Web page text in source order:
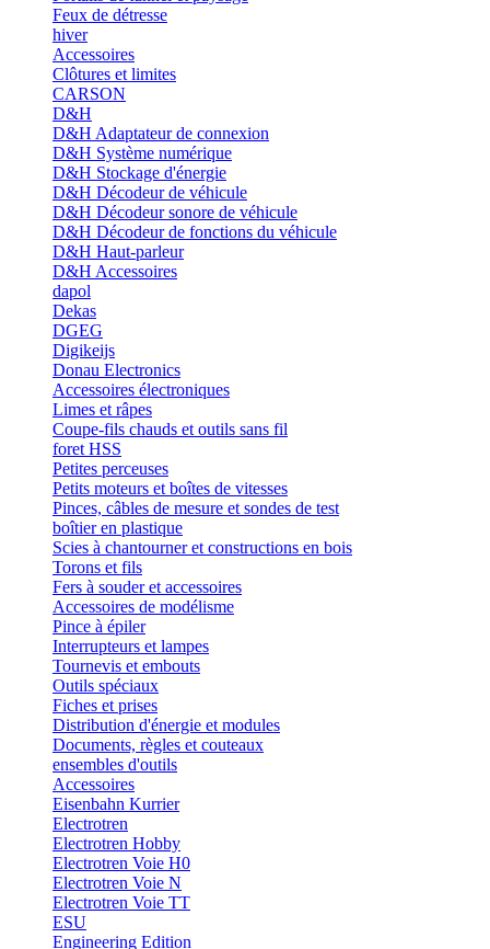
Feux de détresse
hiver
Accessoires
Clôtures et limites
CARSON
D&H
D&H Adaptateur de connexion
D&H Système numérique
D&H Stockage d'énergie
D&H Décodeur de véhicule
D&H Décodeur sonore de véhicule
D&H Décodeur de fonctions du véhicule
D&H Haut-parleur
D&H Accessoires
dapol
Dekas
DGEG
Digikeijs
Donau Electronics
Accessoires électroniques
Limes et râpes
Coupe-fils chauds et outils sans fil
foret HSS
Petites perceuses
Petits moteurs et boîtes de vitesses
Pinces, câbles de mesure et sondes de test
boîtier en plastique
Scies à chantourner et constructions en bois
Torons et fils
Fers à souder et accessoires
Accessoires de modélisme
Pince à épiler
Interrupteurs et lampes
Tournevis et embouts
Outils spéciaux
Fiches et prises
Distribution d'énergie et modules
Documents, règles et couteaux
ensembles d'outils
Accessoires
Eisenbahn Kurrier
Electrotren
Electrotren Hobby
Electrotren Voie H0
Electrotren Voie N
Electrotren Voie TT
ESU
Engineering Edition